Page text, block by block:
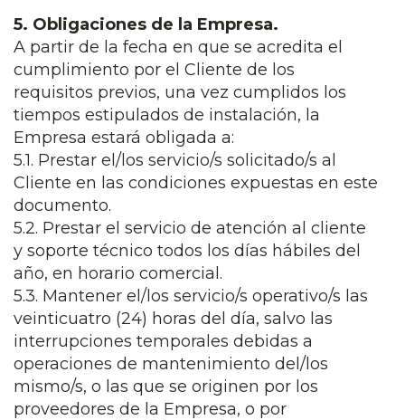
5. Obligaciones de la Empresa.
A partir de la fecha en que se acredita el
cumplimiento por el Cliente de los
requisitos previos, una vez cumplidos los
tiempos estipulados de instalación, la
Empresa estará obligada a:
5.1. Prestar el/los servicio/s solicitado/s al
Cliente en las condiciones expuestas en este
documento.
5.2. Prestar el servicio de atención al cliente
y soporte técnico todos los días hábiles del
año, en horario comercial.
5.3. Mantener el/los servicio/s operativo/s las
veinticuatro (24) horas del día, salvo las
interrupciones temporales debidas a
operaciones de mantenimiento del/los
mismo/s, o las que se originen por los
proveedores de la Empresa, o por